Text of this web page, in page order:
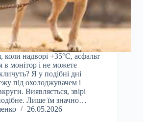
коли надворі +35°C, асфальт
в монітор і не можете
Я у подібні дні
під охолоджувачем і
Виявляється, звірі
Лише їм значно…
26.05.2026